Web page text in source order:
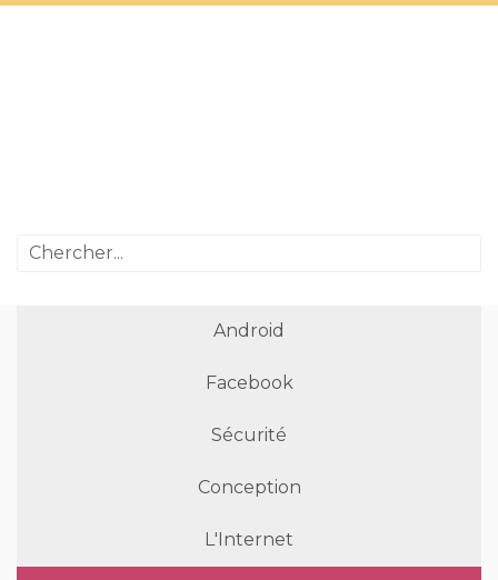
Android
Facebook
Sécurité
Conception
L'Internet